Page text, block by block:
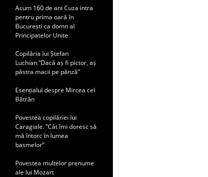
Acum 160 de ani Cuza intra
pentru prima oară în
București ca domn al
Principatelor Unite
Copilăria lui Ștefan
Luchian.”Dacă aș fi pictor, aș
păstra macii pe pânză”
Esențialul despre Mircea cel
Bătrân
Povestea copilăriei lui
Caragiale. ”Cât îmi doresc să
mă întorc în lumea
basmelor”
Povestea multelor prenume
ale lui Mozart